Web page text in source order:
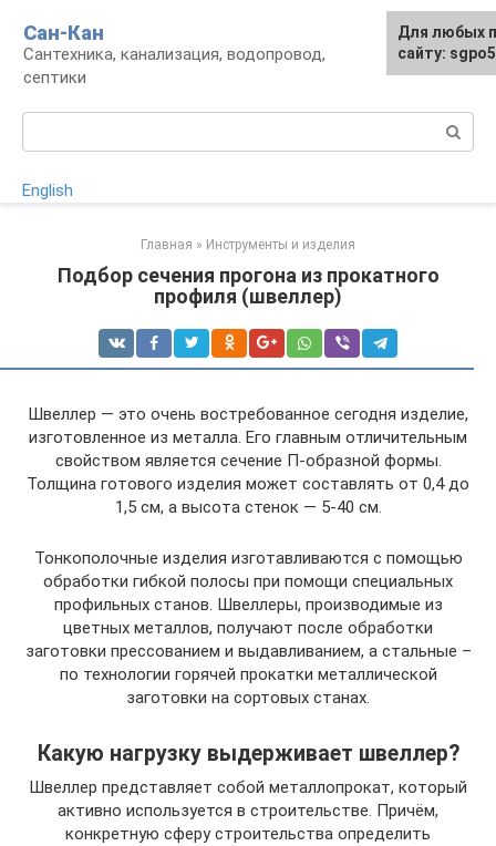
контенту
Сан-Кан
Сантехника, канализация, водопровод,
септики
English
Главная » Инструменты и изделия
Подбор сечения прогона из прокатного
профиля (швеллер)
Швеллер — это очень востребованное сегодня изделие,
изготовленное из металла. Его главным отличительным
свойством является сечение П-образной формы.
Толщина готового изделия может составлять от 0,4 до
1,5 см, а высота стенок — 5-40 см.
Тонкополочные изделия изготавливаются с помощью
обработки гибкой полосы при помощи специальных
профильных станов. Швеллеры, производимые из
цветных металлов, получают после обработки
заготовки прессованием и выдавливанием, а стальные –
по технологии горячей прокатки металлической
заготовки на сортовых станах.
Какую нагрузку выдерживает швеллер?
Швеллер представляет собой металлопрокат, который
активно используется в строительстве. Причём,
конкретную сферу строительства определить
Для любых
сайту: